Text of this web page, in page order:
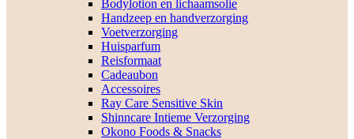
Bodylotion en lichaamsolie
Handzeep en handverzorging
Voetverzorging
Huisparfum
Reisformaat
Cadeaubon
Accessoires
Ray Care Sensitive Skin
Shinncare Intieme Verzorging
Okono Foods & Snacks